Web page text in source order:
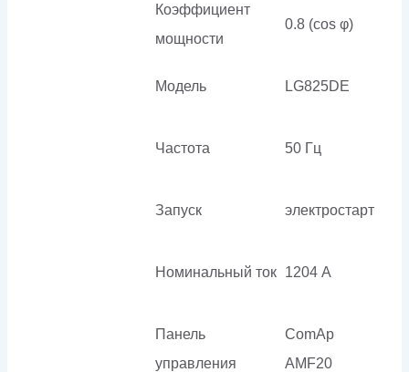
Коэффициент
мощности
0.8 (cos φ)
Модель LG825DE
Частота 50 Гц
Запуск электростарт
Номинальный ток 1204 А
Панель
управления
ComAp
AMF20